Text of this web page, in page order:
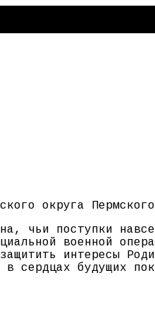
округа
чьи поступки
военной
интересы
сердцах будущих